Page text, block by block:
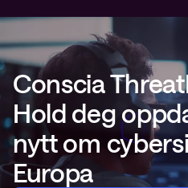
Conscia
Hold deg
nytt om
Europa